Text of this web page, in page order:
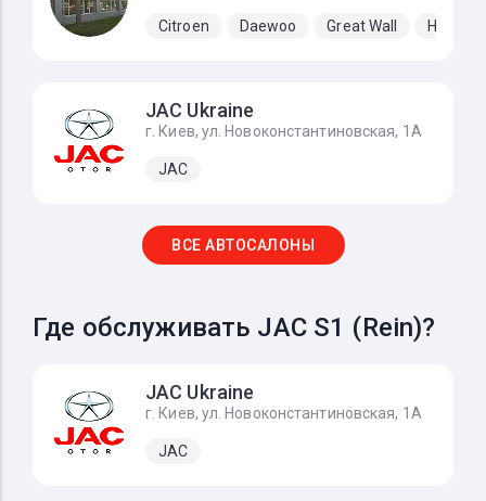
Citroen Daewoo Great Wall Hyundai
JAC Ukraine
г. Киев, ул. Новоконстантиновская, 1А
JAC
ВСЕ АВТОСАЛОНЫ
Где обслуживать JAC S1 (Rein)?
JAC Ukraine
г. Киев, ул. Новоконстантиновская, 1А
JAC